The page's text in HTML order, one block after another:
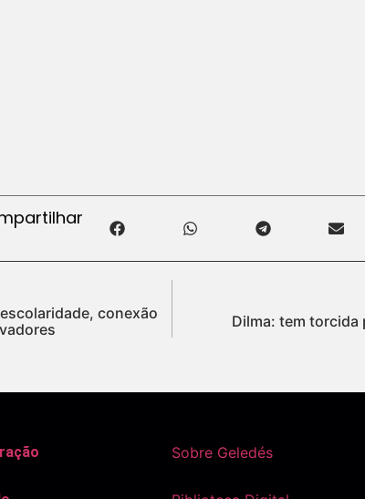
conexão
Dilma: tem torcida
Sobre Geledés